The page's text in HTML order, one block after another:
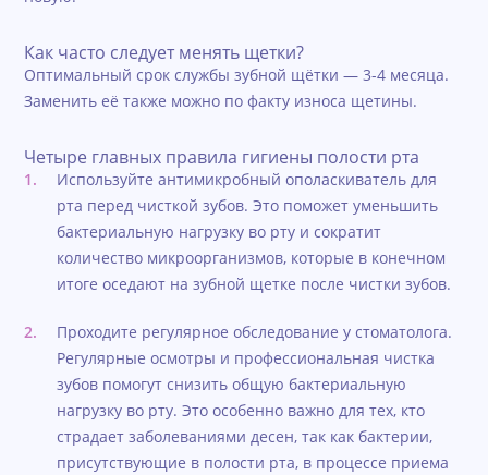
Как часто следует менять щетки?
Оптимальный срок службы зубной щётки — 3-4 месяца.
Заменить её также можно по факту износа щетины.
Четыре главных правила гигиены полости рта
Используйте антимикробный ополаскиватель для
рта перед чисткой зубов. Это поможет уменьшить
бактериальную нагрузку во рту и сократит
количество микроорганизмов, которые в конечном
итоге оседают на зубной щетке после чистки зубов.
Проходите регулярное обследование у стоматолога.
Регулярные осмотры и профессиональная чистка
зубов помогут снизить общую бактериальную
нагрузку во рту. Это особенно важно для тех, кто
страдает заболеваниями десен, так как бактерии,
присутствующие в полости рта, в процессе приема